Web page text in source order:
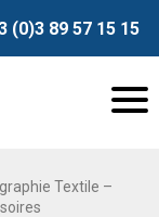
(0)3 89 57 15 15
Textile –